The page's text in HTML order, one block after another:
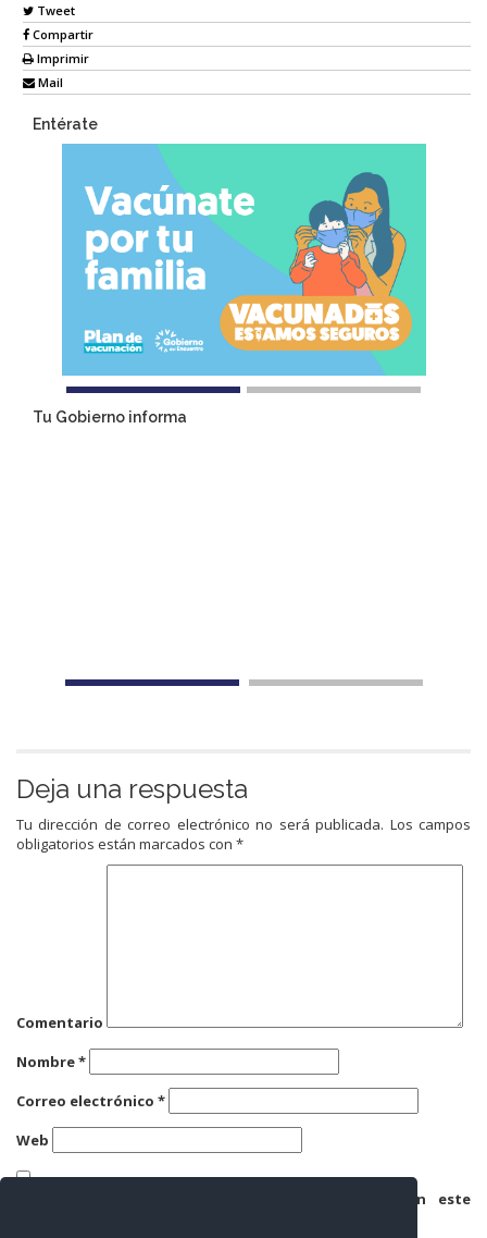
Tweet
Compartir
Imprimir
Mail
Entérate
Tu Gobierno informa
Deja una respuesta
Tu dirección de correo electrónico no será publicada. Los campos
obligatorios están marcados con *
Comentario
Nombre*
Correo electrónico *
Web
Guarda mi nombre, correo electrónico y web en este